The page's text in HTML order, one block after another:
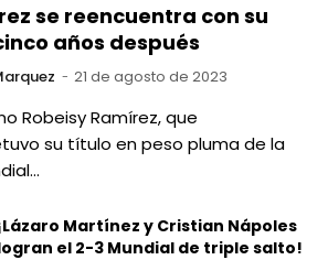
se reencuentra con su
años después
21 de agosto de 2023
Robeisy Ramírez, que
su título en peso pluma de la
Martínez y Cristian Nápoles
el 2-3 Mundial de triple salto!